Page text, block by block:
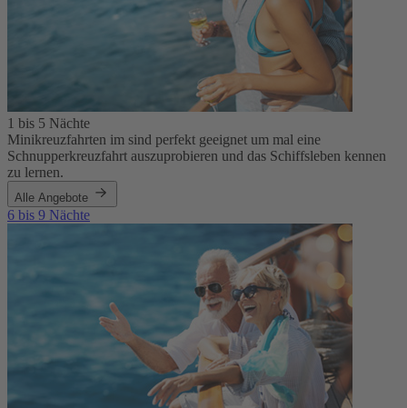
1 bis 5 Nächte
Minikreuzfahrten im sind perfekt geeignet um mal eine
Schnupperkreuzfahrt auszuprobieren und das Schiffsleben kennen
zu lernen.
Alle Angebote
6 bis 9 Nächte